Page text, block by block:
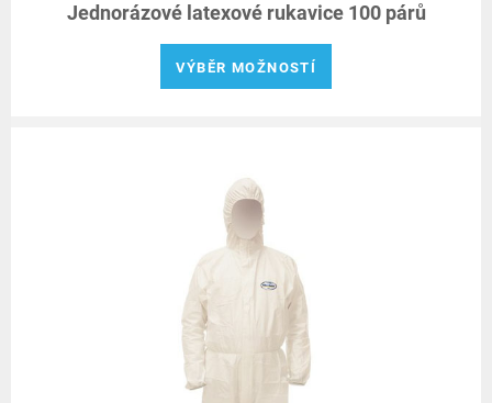
Jednorázové latexové rukavice 100 párů
VÝBĚR MOŽNOSTÍ